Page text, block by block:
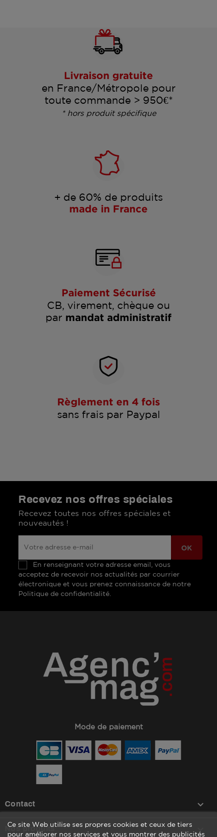
Livraison gratuite
en France/Métropole pour
toute commande > 950€*
* hors produit spécifique
+ de 60% de produits
made in France
Paiement Sécurisé
CB, virement, chèque ou
par mandat administratif
Règlement en 4 fois
sans frais par Paypal
Recevez nos offres spéciales
Recevez toutes nos offres spéciales et
nouveautés !
En renseignant votre adresse email, vous
acceptez de recevoir nos actualités par courrier
électronique et vous prenez connaissance de notre
Politique de confidentialité.
Mode de paiement
Contact keyboard_arrow_down
Nos produits 
Ce site Web utilise ses propres cookies et ceux de tiers
pour améliorer nos services et vous montrer des publicités